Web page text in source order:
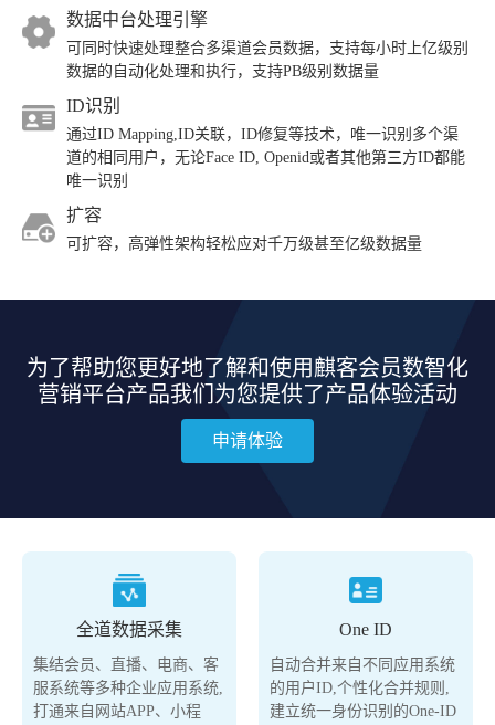
数据中台处理引擎
可同时快速处理整合多渠道会员数据，支持每小时上亿级别
数据的自动化处理和执行，支持PB级别数据量
ID识别
通过ID Mapping,ID关联，ID修复等技术，唯一识别多个渠
道的相同用户，无论Face ID, Openid或者其他第三方ID都能
唯一识别
扩容
可扩容，高弹性架构轻松应对千万级甚至亿级数据量
为了帮助您更好地了解和使用麒客会员数智化
营销平台产品我们为您提供了产品体验活动
申请体验
全道数据采集
集结会员、直播、电商、客
服系统等多种企业应用系统,
打通来自网站APP、小程
One ID
自动合并来自不同应用系统
的用户ID,个性化合并规则,
建立统一身份识别的One-ID